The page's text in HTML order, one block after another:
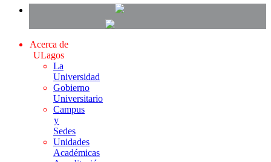
Acerca de
ULagos
La
Universidad
Gobierno
Universitario
Campus
y
Sedes
Unidades
Académicas